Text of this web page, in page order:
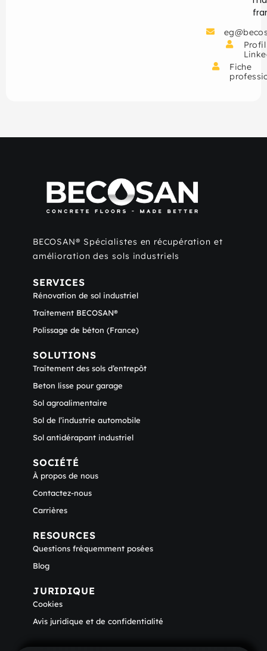
Profil
Fiche
BECOSAN® Spécialistes en récupération et
amélioration des sols industriels
SERVICES
Rénovation de sol industriel
Traitement BECOSAN®
Polissage de béton (France)
SOLUTIONS
Traitement des sols d’entrepôt
Beton lisse pour garage
Sol agroalimentaire
Sol de l’industrie automobile
Sol antidérapant industriel
SOCIÉTÉ
À propos de nous
Contactez-nous
Carrières
RESOURCES
Questions fréquemment posées
Blog
JURIDIQUE
Cookies
Avis juridique et de confidentialité